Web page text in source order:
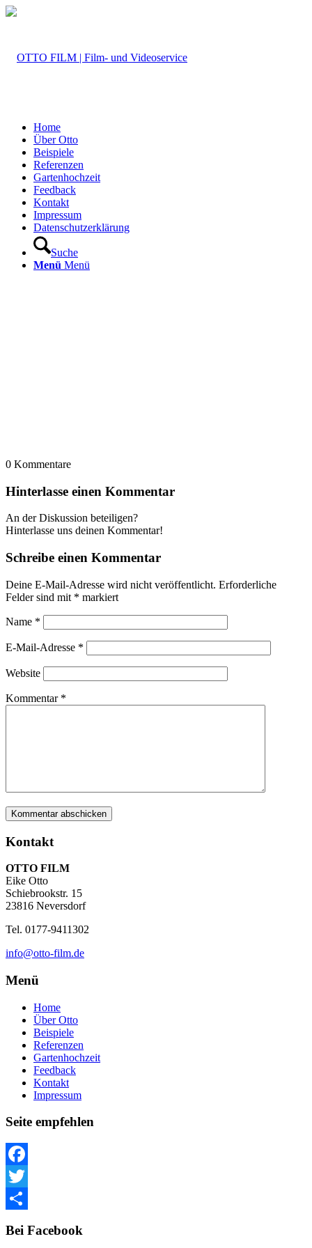
Home
Über Otto
Beispiele
Referenzen
Gartenhochzeit
Feedback
Kontakt
Impressum
Datenschutzerklärung
Suche
Menü Menü
0 Kommentare
Hinterlasse einen Kommentar
An der Diskussion beteiligen?
Hinterlasse uns deinen Kommentar!
Schreibe einen Kommentar
Deine E-Mail-Adresse wird nicht veröffentlicht. Erforderliche
Felder sind mit * markiert
Name *
E-Mail-Adresse *
Website
Kommentar *
Kontakt
OTTO FILM
Eike Otto
Schiebrookstr. 15
23816 Neversdorf
Tel. 0177-9411302
info@otto-film.de
Menü
Home
Über Otto
Beispiele
Referenzen
Gartenhochzeit
Feedback
Kontakt
Impressum
Seite empfehlen
Facebook
Twitter
Bei Facebook